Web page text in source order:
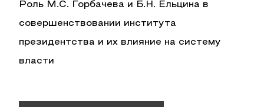
Роль М.С. Горбачева и Б.Н. Ельцина в
совершенствовании института
президентства и их влияние на систему
власти